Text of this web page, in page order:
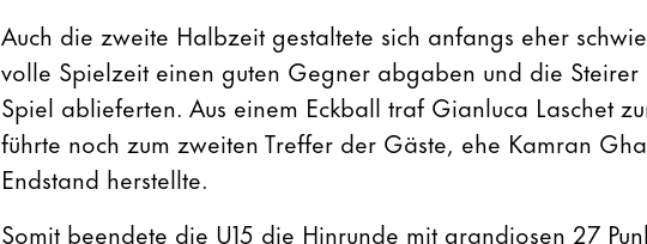
Auch die zweite Halbzeit gestaltete sich anfangs eher
volle Spielzeit einen guten Gegner abgaben und die Steirer
Spiel ablieferten. Aus einem Eckball traf Gianluca Laschet
führte noch zum zweiten Treffer der Gäste, ehe Kamran
Endstand herstellte.
Somit beendete die U15 die Hinrunde mit grandiosen 27